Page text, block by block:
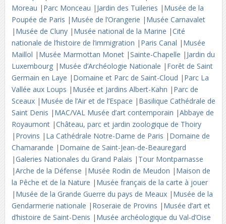
Moreau | Parc Monceau | Jardin des Tuileries | Musée de la
Poupée de Paris | Musée de l’Orangerie | Musée Carnavalet
| Musée de Cluny | Musée national de la Marine |Cité
nationale de l’histoire de l’immigration | Paris Canal | Musée
Maillol | Musée Marmottan Monet |Sainte-Chapelle | Jardin du
Luxembourg | Musée d’Archéologie Nationale | Forêt de Saint
Germain en Laye | Domaine et Parc de Saint-Cloud | Parc La
Vallée aux Loups | Musée et Jardins Albert-Kahn | Parc de
Sceaux | Musée de l’Air et de l’Espace | Basilique Cathédrale de
Saint Denis | MAC/VAL Musée d’art contemporain |Abbaye de
Royaumont |Château, parc et jardin zoologique de Thoiry
| Provins | La Cathédrale Notre-Dame de Paris | Domaine de
Chamarande | Domaine de Saint-Jean-de-Beauregard
|Galeries Nationales du Grand Palais | Tour Montparnasse
|Arche de la Défense | Musée Rodin de Meudon | Maison de
la Pêche et de la Nature | Musée français de la carte à jouer
| Musée de la Grande Guerre du pays de Meaux | Musée de la
Gendarmerie nationale | Roseraie de Provins | Musée d’art et
d’histoire de Saint-Denis | Musée archéologique du Val-d’Oise